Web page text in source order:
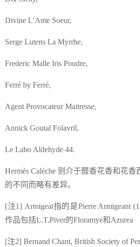
Divine L’Ame Soeur,
Serge Lutens La Myrrhe,
Frederic Malle Iris Poudre,
Ferré by Ferré,
Agent Provocateur Maitresse,
Annick Goutal Folavril,
Le Labo Aldehyde 44.
Hermès Calèche 则介于醛香花香和花
的不同而略有差异。
[注1] Armigeat指的是Pierre Armigeant
作品包括L.T.Piver的Floramye和Azurea
[注2] Bernand Chant, British Society of